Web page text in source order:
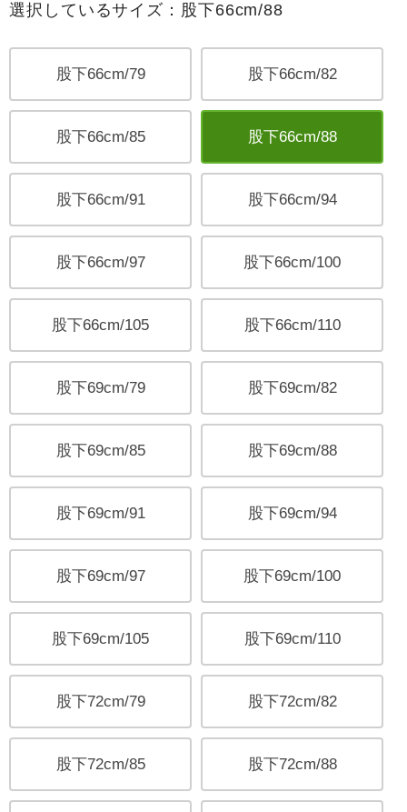
選択しているサイズ：股下66cm/88
股下66cm/79 股下66cm/82
股下66cm/85 股下66cm/88
股下66cm/91 股下66cm/94
股下66cm/97 股下66cm/100
股下66cm/105 股下66cm/110
股下69cm/79 股下69cm/82
股下69cm/85 股下69cm/88
股下69cm/91 股下69cm/94
股下69cm/97 股下69cm/100
股下69cm/105 股下69cm/110
股下72cm/79 股下72cm/82
股下72cm/85 股下72cm/88